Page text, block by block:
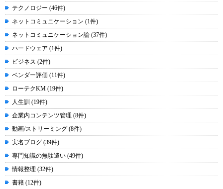
テクノロジー (46件)
ネットコミュニケーション (1件)
ネットコミュニケーション論 (37件)
ハードウェア (1件)
ビジネス (2件)
ベンダー評価 (11件)
ローテクKM (19件)
人生訓 (19件)
企業内コンテンツ管理 (8件)
動画/ストリーミング (8件)
実名ブログ (39件)
専門知識の無駄遣い (49件)
情報整理 (32件)
書籍 (12件)